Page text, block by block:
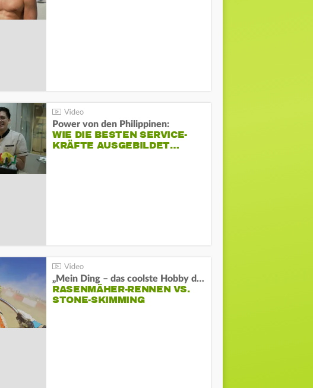
Power von den Philippinen:
WIE DIE BESTEN SERVICE-
KRÄFTE AUSGEBILDET…
„Mein Ding – das coolste Hobby der Welt“:
RASENMÄHER-RENNEN VS.
STONE-SKIMMING